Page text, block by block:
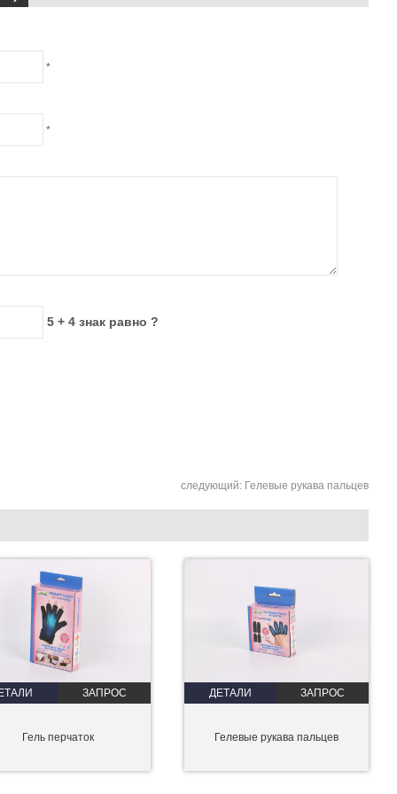
*
*
5 + 4 знак равно ?
следующий: Гелевые рукава пальцев
ЗАПРОС
Гель перчаток
ДЕТАЛИ ЗАПРОС
Гелевые рукава пальцев